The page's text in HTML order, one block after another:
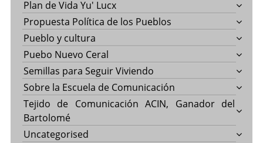
Plan de Vida Yu' Lucx
Propuesta Política de los Pueblos
Pueblo y cultura
Puebo Nuevo Ceral
Semillas para Seguir Viviendo
Sobre la Escuela de Comunicación
Tejido de Comunicación ACIN, Ganador del
Bartolomé
Uncategorised